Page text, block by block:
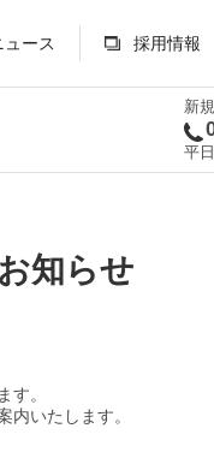
ュース 採用情報
新
平
知らせ
す。
内いたします。